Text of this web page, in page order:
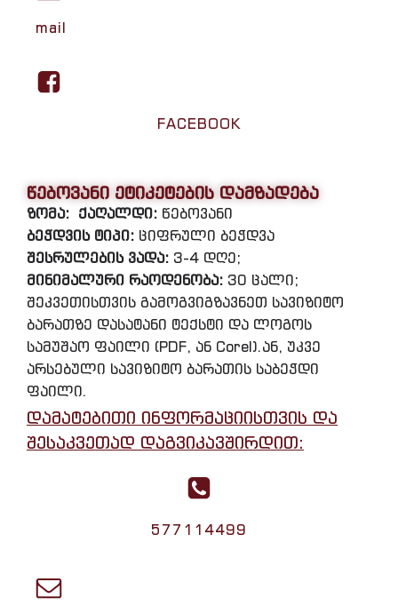
mail
FACEBOOK
წებოვანი ეტიკეტების დამზადება
ზომა: ქაღალდი: წებოვანი
ბეჭდვის ტიპი: ციფრული ბეჭდვა
შესრულების ვადა: 3-4 დღე;
მინიმალური რაოდენობა: 30 ცალი;
შეკვეთისთვის გამოგვიგზავნეთ სავიზიტო
ბარათზე დასატანი ტექსტი და ლოგოს
სამუშაო ფაილი (PDF, ან Corel).ან, უკვე
არსებული სავიზიტო ბარათის საბეჭდი
ფაილი.
დამატებითი ინფორმაციისთვის და
შესაკვეთად დაგვიკავშირდით:
577114499